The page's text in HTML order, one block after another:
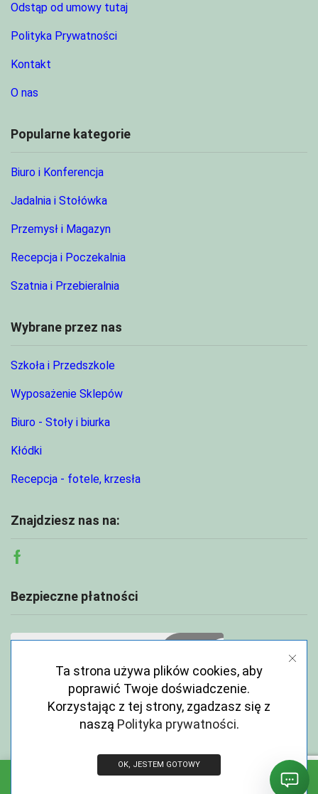
Odstąp od umowy tutaj
Polityka Prywatności
Kontakt
O nas
Popularne kategorie
Biuro i Konferencja
Jadalnia i Stołówka
Przemysł i Magazyn
Recepcja i Poczekalnia
Szatnia i Przebieralnia
Wybrane przez nas
Szkoła i Przedszkole
Wyposażenie Sklepów
Biuro - Stoły i biurka
Kłódki
Recepcja - fotele, krzesła
Znajdziesz nas na:
Facebook
Bezpieczne płatności
Ta strona używa plików cookies, aby
poprawić Twoje doświadczenie.
Korzystając z tej strony, zgadzasz się z
naszą Polityka prywatności.
OK, JESTEM GOTOWY